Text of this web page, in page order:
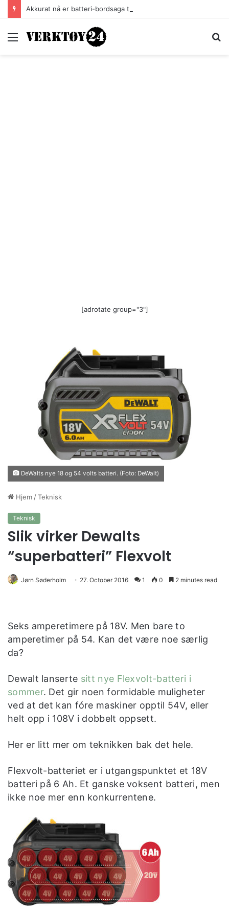
Akkurat nå er batteri-bordsaga til Festool billigere
Meny
[adrotate group="3"]
DeWalts nye 18 og 54 volts batteri. (Foto: DeWalt)
Hjem /Teknisk
Teknisk
Slik virker Dewalts
“superbatteri” Flexvolt
Jørn Søderholm 27. October 2016 1 0 2 minutes read
Seks amperetimere på 18V. Men bare to
amperetimer på 54. Kan det være noe særlig
da?
Dewalt lanserte sitt nye Flexvolt-batteri i
sommer. Det gir noen formidable muligheter
ved at det kan fóre maskiner opptil 54V, eller
helt opp i 108V i dobbelt oppsett.
Her er litt mer om teknikken bak det hele.
Flexvolt-batteriet er i utgangspunktet et 18V
batteri på 6 Ah. Et ganske voksent batteri, men
ikke noe mer enn konkurrentene.